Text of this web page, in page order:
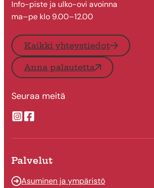
Info-piste ja ulko-ovi avoinna
ma–pe klo 9.00–12.00
Kaikki yhteystiedot
Anna palautetta
Seuraa meitä
Suonenjoen kaupungin Instragram
Suonenjoen kaupungin Facebook
Palvelut
Asuminen ja ympäristö